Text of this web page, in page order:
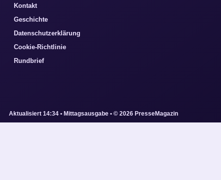
Kontakt
Geschichte
Datenschutzerklärung
Cookie-Richtlinie
Rundbrief
Aktualisiert 14:34 • Mittagsausgabe • © 2026 PresseMagazin